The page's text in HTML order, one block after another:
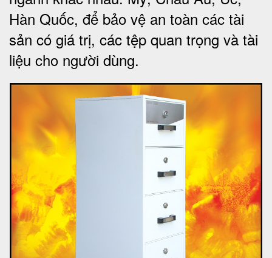
Hàn Quốc, để bảo vệ an toàn các tài
sản có giá trị, các tệp quan trọng và tài
liệu cho người dùng.